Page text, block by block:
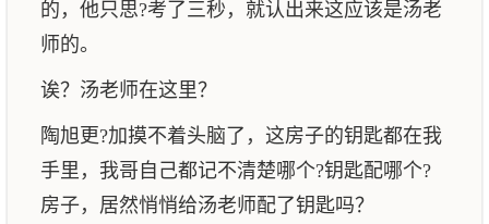
的，他只思?考了三秒，就认出来这应该是汤老
师的。
诶？汤老师在这里？
陶旭更?加摸不着头脑了，这房子的钥匙都在我
手里，我哥自己都记不清楚哪个?钥匙配哪个?
房子，居然悄悄给汤老师配了钥匙吗？